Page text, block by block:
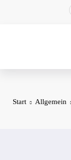
Start Allgemein